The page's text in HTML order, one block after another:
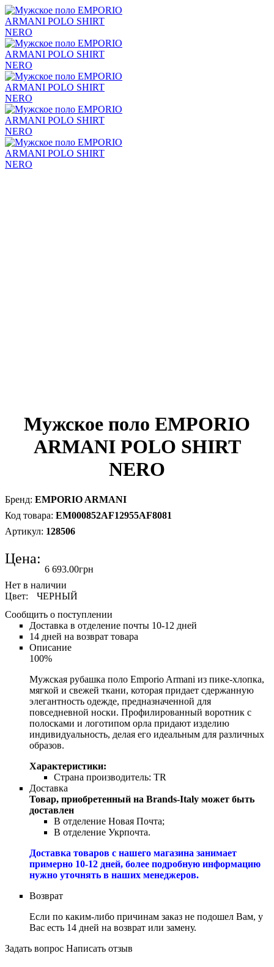
Мужское поло EMPORIO
ARMANI POLO SHIRT
NERO
EMPORIO ARMANI
EM000852AF12955AF8081
128506
Цена:
6 693.00грн
Цвет:
ЧЕРНЫЙ
Сообщить о поступлении
Доставка в отделение почты 10-12 дней
14 дней на возврат товара
Описание
100%
Мужская рубашка поло Emporio Armani из пике-хлопка,
мягкой и свежей ткани, которая придает сдержанную
элегантность одежде, предназначенной для
повседневной носки. Профилированный воротник с
полосками и логотипом орла придают изделию
индивидуальность, делая его идеальным для различных
образов.
Характеристики:
Страна производитель: TR
Доставка
Товар, приобретенный на Brands-Italy может быть
доставлен
В отделение Новая Почта;
В отделение Укрпочта.
Доставка товаров с нашего магазина занимает
примерно 10-12 дней, более подробную информацию
нужно уточнять в наших менеджеров.
Возврат
Если по каким-либо причинам заказ не подошел Вам, у
Вас есть 14 дней на возврат или замену.
Задать вопрос Написать отзыв